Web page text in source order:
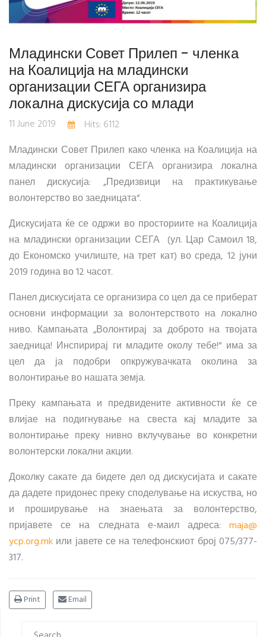
Младински Совет Прилеп - членка
на Коалиција на младински
организации СЕГА организира
локална дискусија со млади
11 June 2019
Hits: 6112
Младински Совет Прилеп како членка на Коалиција на
младински организации СЕГА организира локална
панел дискусија: „Предизвици на практикување
волонтерство во заедницата“.
Дискусијата ќе се одржи во просториите на Коалиција
на младински организации СЕГА (ул. Цар Самоил 18,
до Економско училиште, на трет кат) во среда, 12 јуни
2019 година во 12 часот.
Панел дискусијата се организира со цел да се приберат
основни информации за волонтерството на локално
ниво. Кампањата „Волонтирај за доброто на твојата
заедница! Инспирирај ги младите околу тебе!“ има за
цел да ја подобри опкружувачката околина за
волонтирање во нашата земја.
Преку кампањата и предвидените активности ќе се
влијае на подигнување на свеста кај младите за
волонтирање преку нивно вклучување во конкретни
волонтерски локални акции.
Доколку сакате да бидете дел од дискусијата и сакате
да дадете придонес преку споделување на искуства, но
и проширување на знаењата за волонтерство,
пријавете се на следната е-маил адреса: maja​@
ycp.org.mk или јавете се на телефонскиот број 075/377-
317.
Print Email